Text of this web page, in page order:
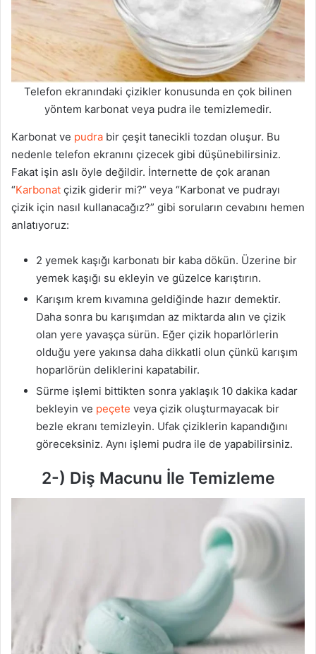
Telefon ekranındaki çizikler konusunda en çok bilinen
yöntem karbonat veya pudra ile temizlemedir.
Karbonat ve pudra bir çeşit tanecikli tozdan oluşur. Bu
nedenle telefon ekranını çizecek gibi düşünebilirsiniz.
Fakat işin aslı öyle değildir. İnternette de çok aranan
“Karbonat çizik giderir mi?” veya “Karbonat ve pudrayı
çizik için nasıl kullanacağız?” gibi soruların cevabını hemen
anlatıyoruz:
2 yemek kaşığı karbonatı bir kaba dökün. Üzerine bir
yemek kaşığı su ekleyin ve güzelce karıştırın.
Karışım krem kıvamına geldiğinde hazır demektir.
Daha sonra bu karışımdan az miktarda alın ve çizik
olan yere yavaşça sürün. Eğer çizik hoparlörlerin
olduğu yere yakınsa daha dikkatli olun çünkü karışım
hoparlörün deliklerini kapatabilir.
Sürme işlemi bittikten sonra yaklaşık 10 dakika kadar
bekleyin ve peçete veya çizik oluşturmayacak bir
bezle ekranı temizleyin. Ufak çiziklerin kapandığını
göreceksiniz. Aynı işlemi pudra ile de yapabilirsiniz.
2-) Diş Macunu İle Temizleme